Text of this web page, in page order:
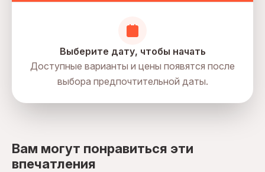
Выберите дату, чтобы начать
Доступные варианты и цены появятся после
выбора предпочтительной даты.
Вам могут понравиться эти
впечатления